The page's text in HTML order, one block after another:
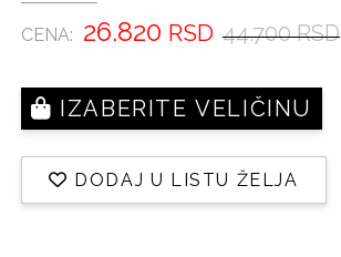
CENA: 26.820 RSD 44.700 RSD
IZABERITE VELIČINU
DODAJ U LISTU ŽELJA